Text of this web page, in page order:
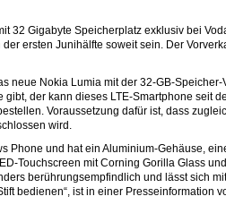
32 Gigabyte Speicherplatz exklusiv bei
ersten Junihälfte soweit sein. Der
neue Nokia Lumia mit der 32-GB-Speicher-
der kann dieses LTE-Smartphone seit
Voraussetzung dafür ist, dass
wird.
Phone und hat ein Aluminium-Gehäuse,
Touchscreen mit Corning Gorilla Glass
berührungsempfindlich und lässt sich mit
bedienen“, ist in einer Presseinformation